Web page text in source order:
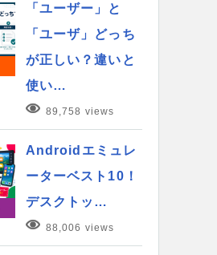
「ユーザー」と
「ユーザ」どっち
が正しい？違いと
使い…
89,758 views
Androidエミュレ
ーターベスト10！
デスクトッ…
88,006 views